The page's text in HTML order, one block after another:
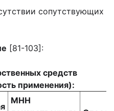
сопутствующих
[81-103]:
средств
применения):
МНН